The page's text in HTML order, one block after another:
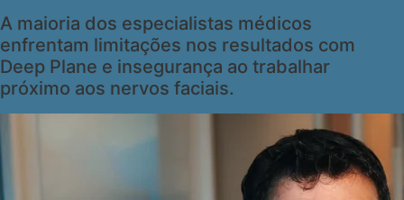
A maioria dos especialistas médicos
enfrentam limitações nos resultados com
Deep Plane e insegurança ao trabalhar
próximo aos nervos faciais.